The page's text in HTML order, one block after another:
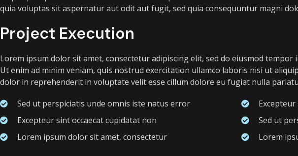
quia voluptas sit aspernatur aut odit aut fugit, sed quia consequuntur magni
Project Execution
Lorem ipsum dolor sit amet, consectetur adipiscing elit, sed do eiusmod
Ut enim ad minim veniam, quis nostrud exercitation ullamco laboris nisi ut
dolor in reprehenderit in voluptate velit esse cillum dolore eu fugiat nulla
Sed ut perspiciatis unde omnis iste natus error
Excepteur sint occaecat cupidatat non
Lorem ipsum dolor sit amet, consectetur
Sed ut
Lorem